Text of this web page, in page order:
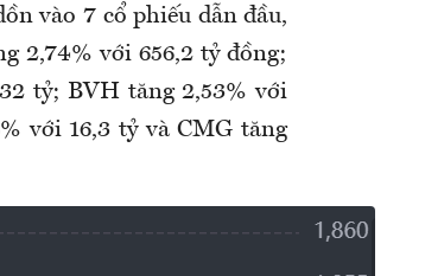
vào 7 cổ phiếu dẫn đầu,
2,74% với 656,2 tỷ đồng;
tỷ; BVH tăng 2,53% với
với 16,3 tỷ và CMG tăng